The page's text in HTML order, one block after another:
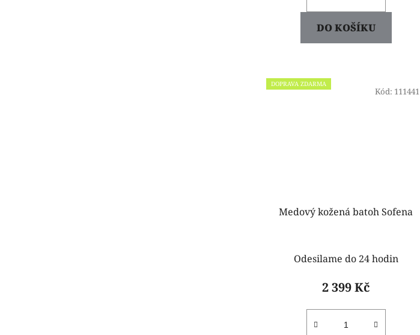
DO KOŠÍKU
DOPRAVA ZDARMA
Medový kožená batoh Sofena
Odesilame do 24 hodin
2 399 Kč
Kód: 111441